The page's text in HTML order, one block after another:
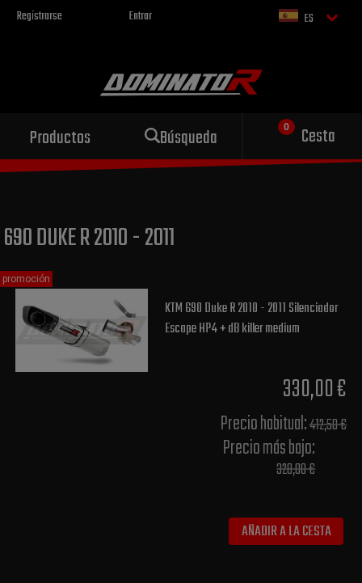
Registrarse Entrar ES
Productos Búsqueda Cesta
Escape deportivo
para tu motocicleta
690 DUKE R 2010 - 2011
KTM 690 Duke R 2010 - 2011 Silenciador
Escape HP4 + dB killer medium
330,00 €
Precio habitual​:412,50 €
Precio más bajo​:
328,00 €
AÑADIR A LA CESTA
promoción